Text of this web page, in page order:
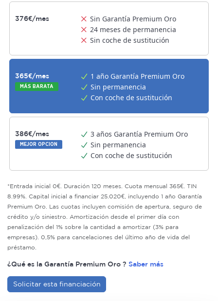
376€/mes
Sin Garantía Premium Oro
24 meses de permanencia
Sin coche de sustitución
365€/mes
MÁS BARATA
1 año Garantía Premium Oro
Sin permanencia
Con coche de sustitución
386€/mes
MEJOR OPCION
3 años Garantía Premium Oro
Sin permanencia
Con coche de sustitución
*Entrada inicial 0€. Duración 120 meses. Cuota mensual 365€. TIN
8.99%. Capital inicial a financiar 25.020€, incluyendo 1 año Garantía
Premium Oro. Las cuotas incluyen comisión de apertura, seguro de
crédito y/o siniestro. Amortización desde el primer día con
penalización del 1% sobre la cantidad a amortizar (3% para
empresas). 0,5% para cancelaciones del último año de vida del
préstamo.
¿Qué es la Garantía Premium Oro ? Saber más
Solicitar esta financiación